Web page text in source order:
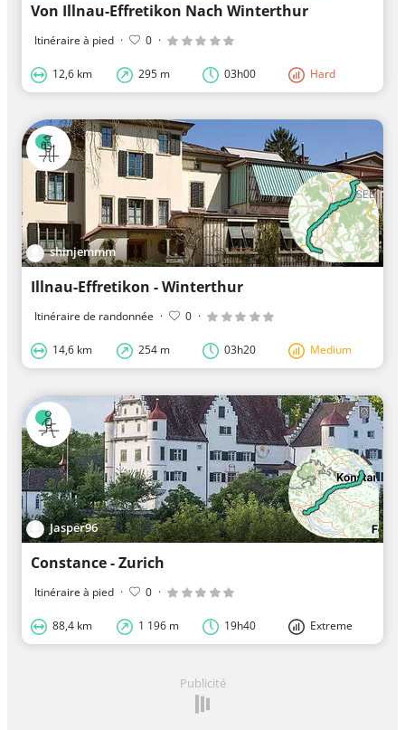
Von Illnau-Effretikon Nach Winterthur
Itinéraire à pied · 0 ·
12,6 km 295 m 03h00 Hard
shinjemmm
Illnau-Effretikon - Winterthur
Itinéraire de randonnée · 0 ·
14,6 km 254 m 03h20 Medium
Jasper96
Constance - Zurich
Itinéraire à pied · 0 ·
88,4 km 1 196 m 19h40 Extreme
Publicité